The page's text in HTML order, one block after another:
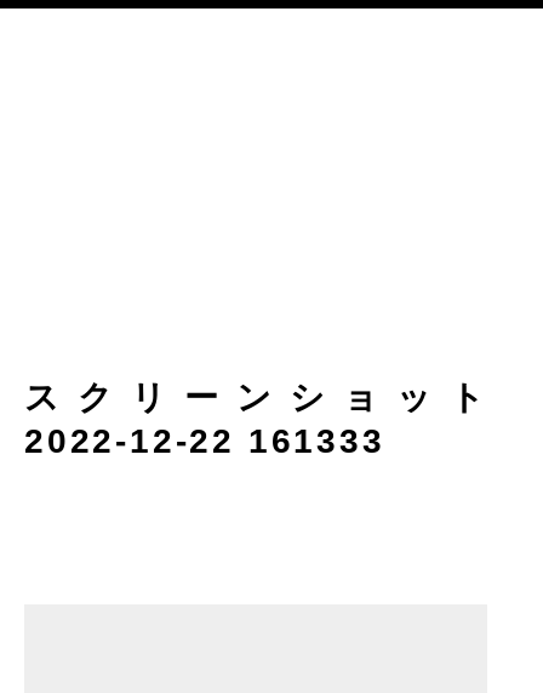
スクリーンショット
2022-12-22 161333